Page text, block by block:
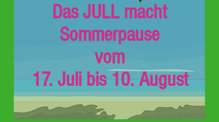
Das JULL macht
Sommerpause
vom
17. Juli bis 10. August